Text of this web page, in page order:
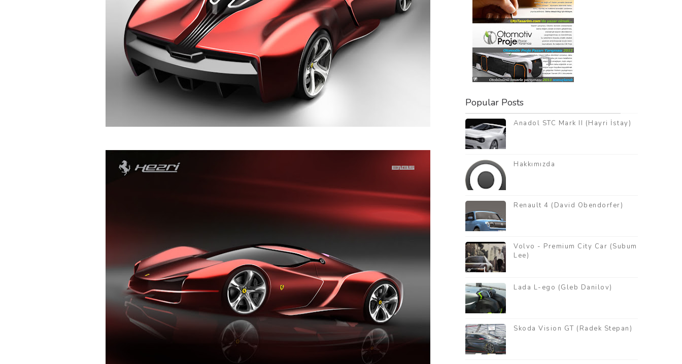
Popular Posts
Anadol STC Mark II (Hayri İstay)
Hakkımızda
Renault 4 (David Obendorfer)
Volvo - Premium City Car (Subum
Lee)
Lada L-ego (Gleb Danilov)
Skoda Vision GT (Radek Stepan)